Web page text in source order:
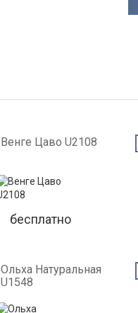
Венге Цаво U2108
бесплатно
Ольха Натуральная
U1548